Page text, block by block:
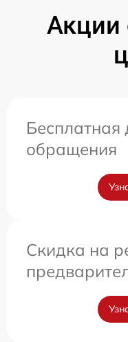
Акции
Бесплатная
обращения
Скидка на